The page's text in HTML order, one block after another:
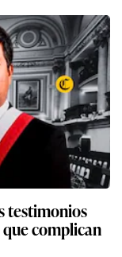
perdido”: Carlos
retos a un año
Gobierno
4
intacta la
5
de los
6